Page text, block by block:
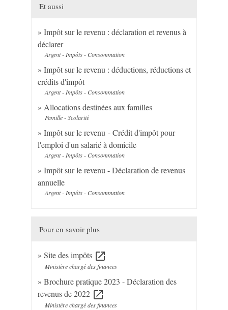
Et aussi
Impôt sur le revenu : déclaration et revenus à
déclarer
Argent - Impôts - Consommation
Impôt sur le revenu : déductions, réductions et
crédits d'impôt
Argent - Impôts - Consommation
Allocations destinées aux familles
Famille - Scolarité
Impôt sur le revenu - Crédit d'impôt pour
l'emploi d'un salarié à domicile
Argent - Impôts - Consommation
Impôt sur le revenu - Déclaration de revenus
annuelle
Argent - Impôts - Consommation
Pour en savoir plus
Site des impôts open_in_new
Ministère chargé des finances
Brochure pratique 2023 - Déclaration des
revenus de 2022 open_in_new
Ministère chargé des finances